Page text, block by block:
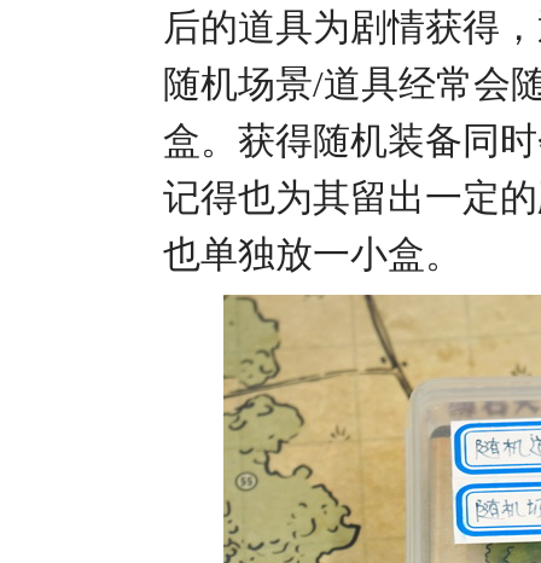
后的道具为剧情获得
随机场景/道具经常会
盒。获得随机装备同
记得也为其留出一定
也单独放一小盒。